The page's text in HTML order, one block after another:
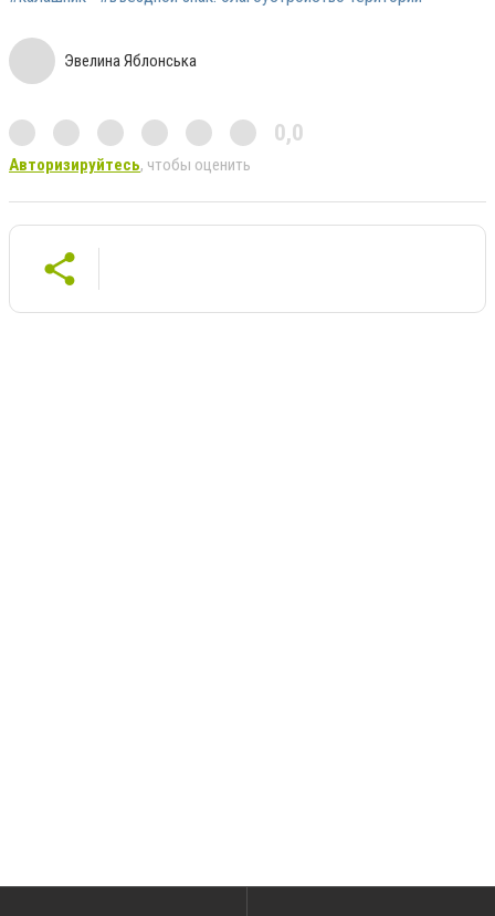
Эвелина Яблонська
0,0
Авторизируйтесь, чтобы оценить